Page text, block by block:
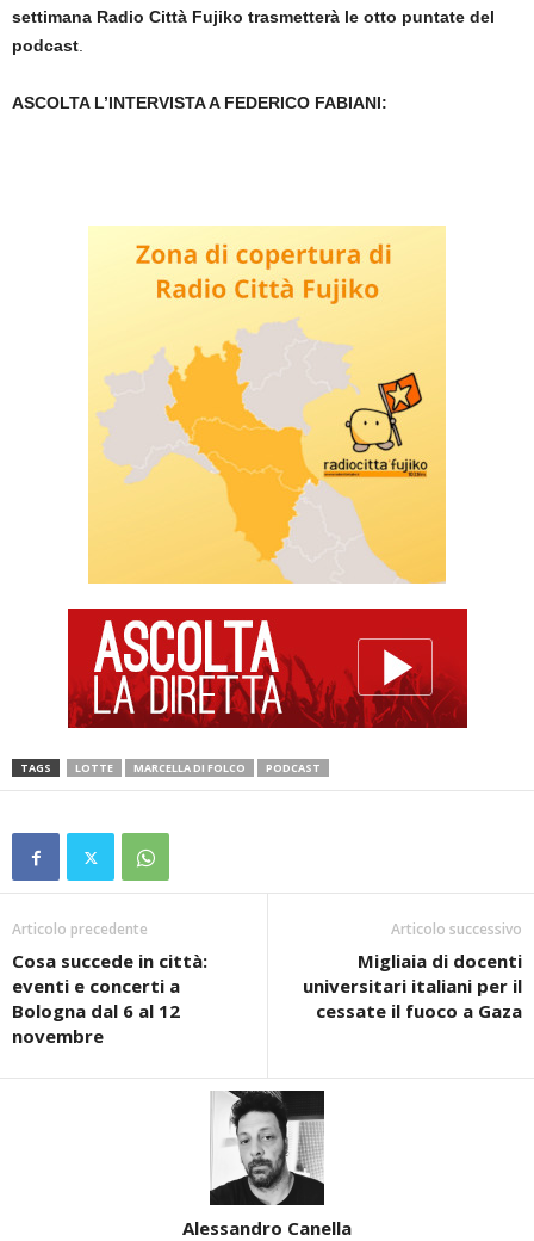
settimana Radio Città Fujiko trasmetterà le otto puntate del
podcast.
ASCOLTA L’INTERVISTA A FEDERICO FABIANI:
TAGS LOTTE MARCELLA DI FOLCO PODCAST
Articolo precedente
Cosa succede in città:
eventi e concerti a
Bologna dal 6 al 12
novembre
Articolo successivo
Migliaia di docenti
universitari italiani per il
cessate il fuoco a Gaza
Alessandro Canella